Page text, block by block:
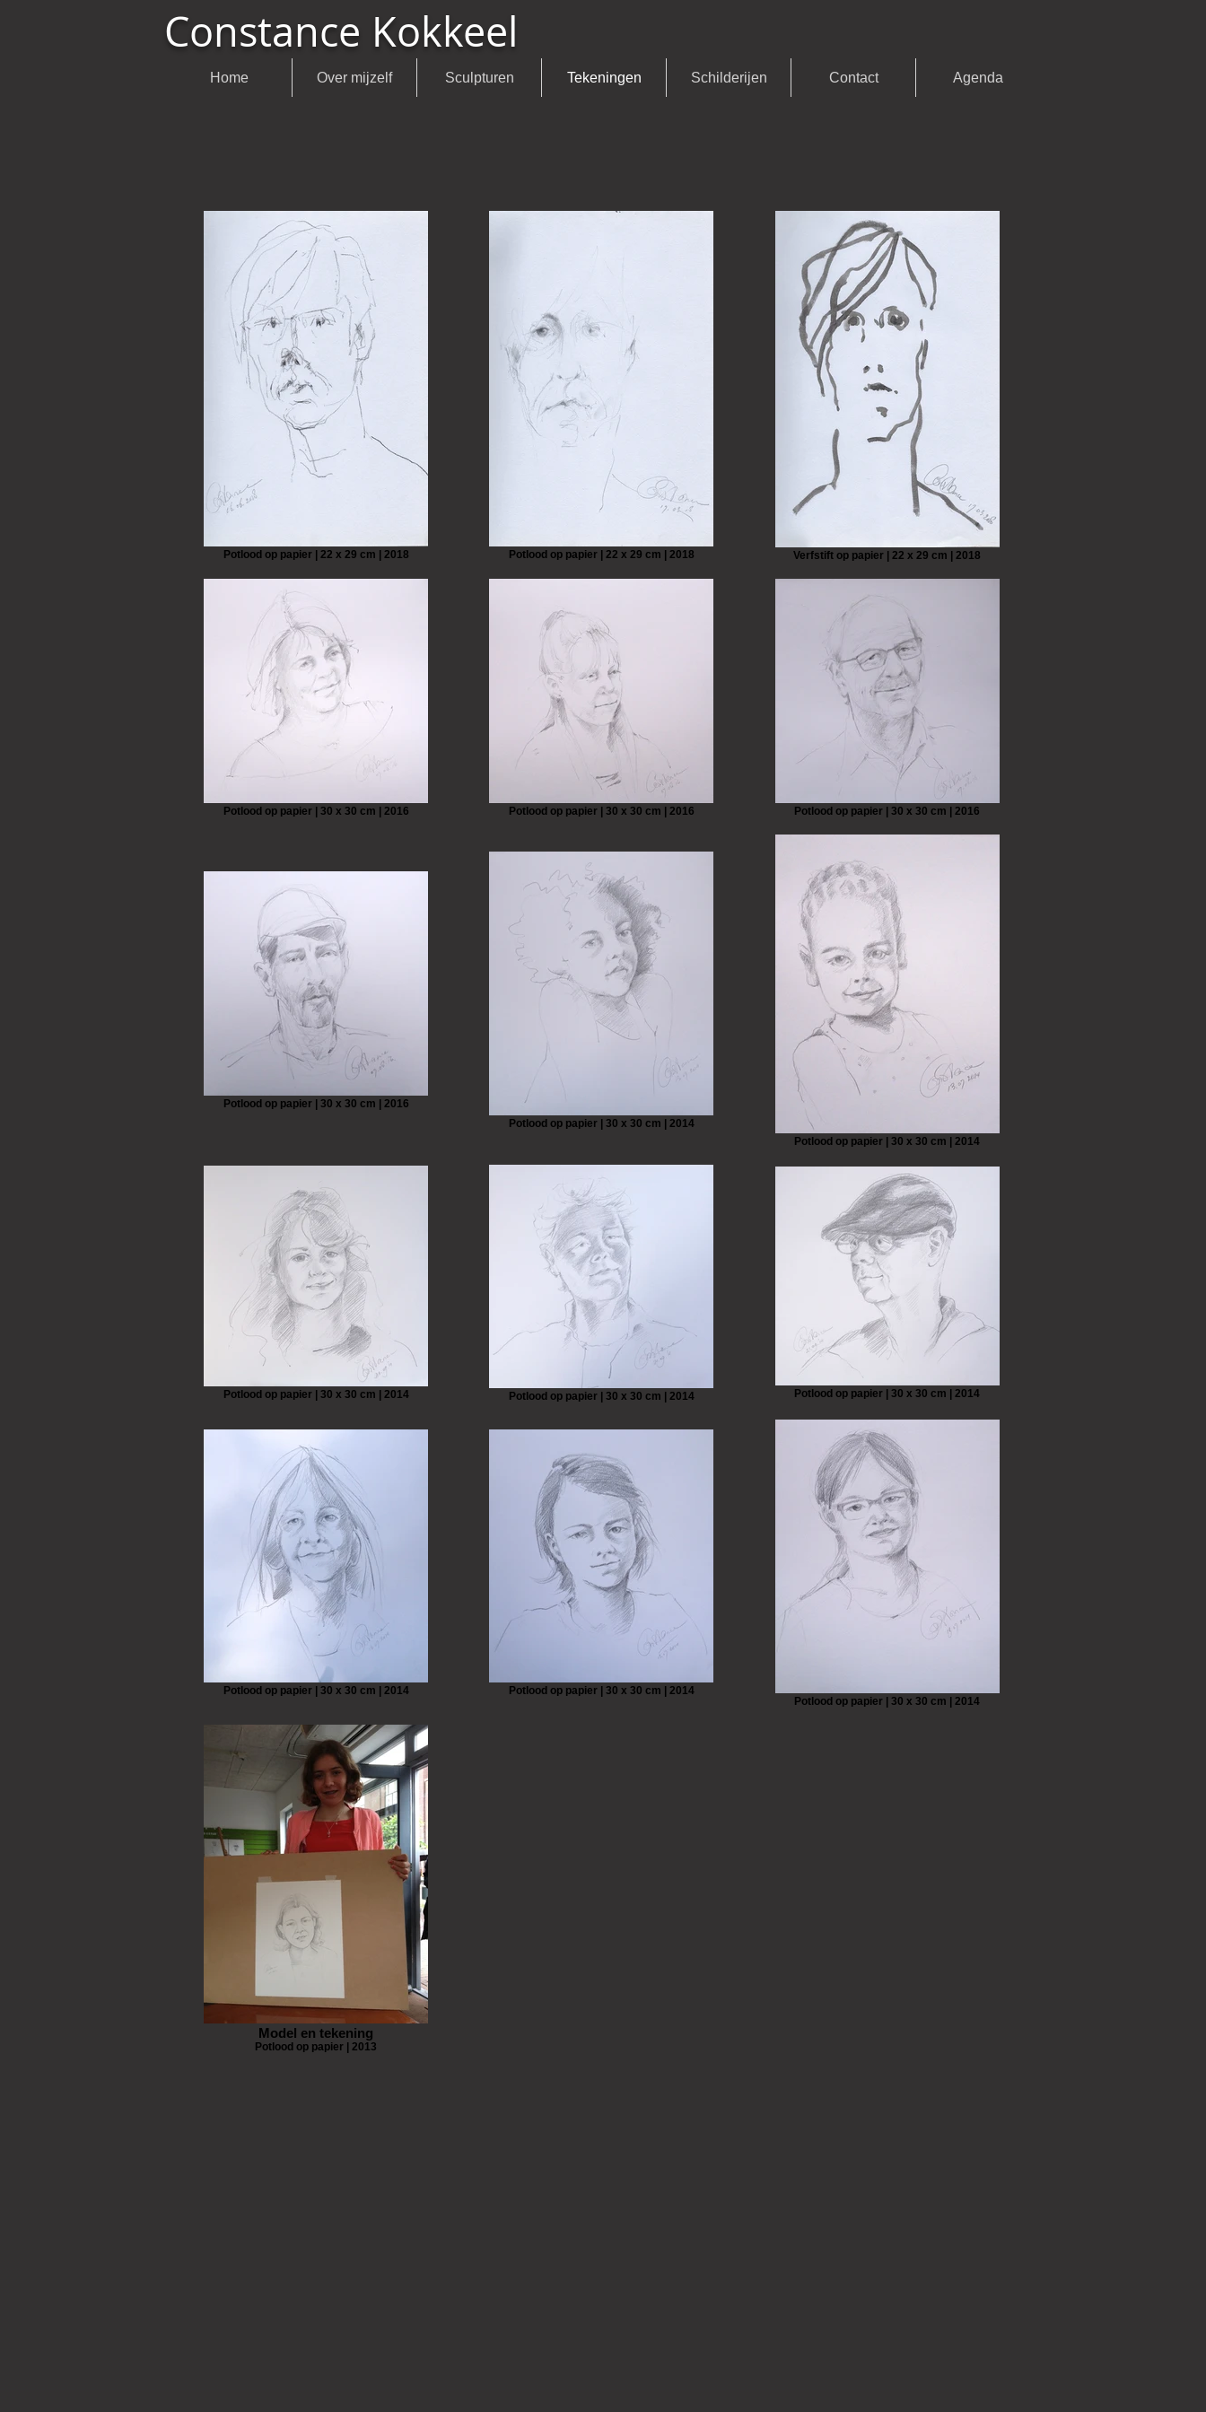
Constance Kokkeel
Home Over mijzelf Sculpturen Tekeningen Schilderijen Contact Agenda
Potlood op papier | 22 x 29 cm | 2018 Potlood op papier | 22 x 29 cm | 2018 Verfstift op papier | 22 x 29 cm | 2018
Potlood op papier | 30 x 30 cm | 2016 Potlood op papier | 30 x 30 cm | 2016 Potlood op papier | 30 x 30 cm | 2016
Potlood op papier | 30 x 30 cm | 2016
Potlood op papier | 30 x 30 cm | 2014
Potlood op papier | 30 x 30 cm | 2014
Potlood op papier | 30 x 30 cm | 2014 Potlood op papier | 30 x 30 cm | 2014 Potlood op papier | 30 x 30 cm | 2014
Potlood op papier | 30 x 30 cm | 2014
Potlood op papier | 30 x 30 cm | 2014
Potlood op papier | 30 x 30 cm | 2014
Model en tekening
Potlood op papier | 2013